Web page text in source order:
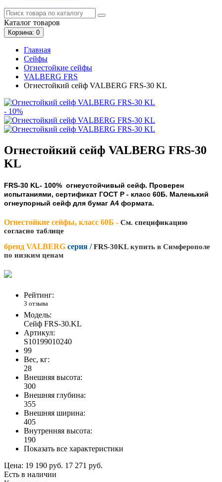
Каталог товаров
Корзина: 0
Главная
Сейфы
Огнестойкие сейфы
VALBERG FRS
Огнестойкий сейф VALBERG FRS-30 KL
- 10%
Огнестойкий сейф VALBERG FRS-30
KL
FRS-30 KL- 100% огнеустойчивый сейф. Проверен
испытаниями, сертификат ГОСТ Р - класс 60Б. Маленький
огнеупорный сейф для бумаг А4 формата.
Огнестойкие сейфы, класс 60Б - См. спецификацию
согласно таблице
бренд VALBERG серия /FRS-30KL купить в Симферополе
по низким ценам
Рейтинг:
3 отзыва
Модель:
Сейф FRS-30.KL
Артикул:
S10199010240
99
Вес, кг:
28
Внешняя высота:
300
Внешняя глубина:
355
Внешняя ширина:
405
Внутренняя высота:
190
Показать все характеристики
Цена: 19 190 руб. 17 271 руб.
Есть в наличии